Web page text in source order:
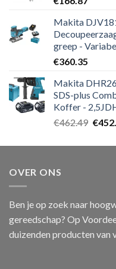
Makita
greep -
€360.35
Makita
SDS-plus
Koffer -
€462.49
was:
€
OVER ONS
Ben je op zoek naar
gereedschap? Op
duizenden producten van